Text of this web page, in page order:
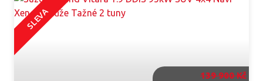
SLEVA
139 900 Kč